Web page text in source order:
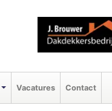
Vacatures Contact